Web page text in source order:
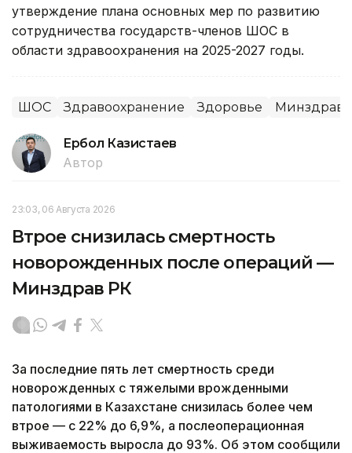
утверждение плана основных мер по развитию
сотрудничества государств-членов ШОС в
области здравоохранения на 2025-2027 годы.
ШОС Здравоохранение Здоровье Минздрав
Ербол Казистаев
Автор
23:03, 06 Августа 2026
Втрое снизилась смертность
новорожденных после операций —
Минздрав РК
За последние пять лет смертность среди
новорожденных с тяжелыми врожденными
патологиями в Казахстане снизилась более чем
втрое — с 22% до 6,9%, а послеоперационная
выживаемость выросла до 93%. Об этом сообщили